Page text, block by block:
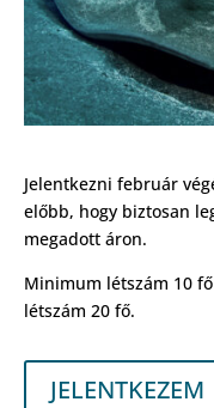
Jelentkezni február
előbb, hogy biztosan
megadott áron.
Minimum létszám 10
létszám 20 fő.
JELENTKEZEM